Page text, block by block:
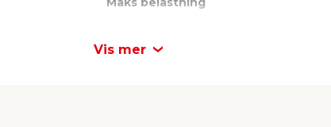
Vis mer